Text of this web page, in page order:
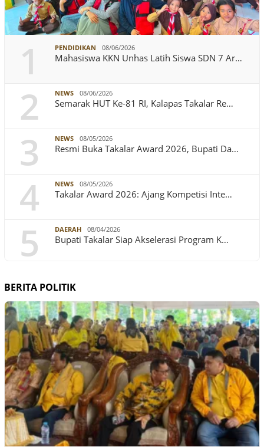
1 PENDIDIKAN 08/06/2026
Mahasiswa KKN Unhas Latih Siswa SDN 7 Ar…
2 NEWS 08/06/2026
Semarak HUT Ke-81 RI, Kalapas Takalar Re…
3 NEWS 08/05/2026
Resmi Buka Takalar Award 2026, Bupati Da…
4 NEWS 08/05/2026
Takalar Award 2026: Ajang Kompetisi Inte…
5 DAERAH 08/04/2026
Bupati Takalar Siap Akselerasi Program K…
BERITA POLITIK